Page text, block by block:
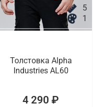
5
1
Толстовка Alpha
Industries AL60
4 290 ₽